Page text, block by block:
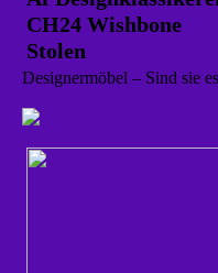
CH24 Wishbone
Stolen
Designermöbel – Sind sie